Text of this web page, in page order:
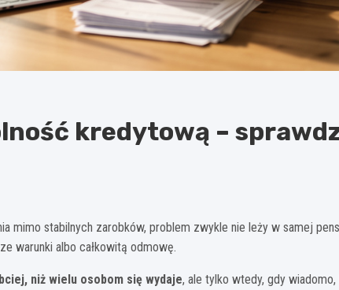
kredytową –
mimo stabilnych zarobków, problem zwykle nie leży w samej
warunki albo całkowitą odmowę.
niż wielu osobom się wydaje, ale tylko wtedy, gdy